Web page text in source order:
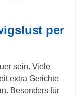
per
sein. Viele
extra Gerichte
Besonders für